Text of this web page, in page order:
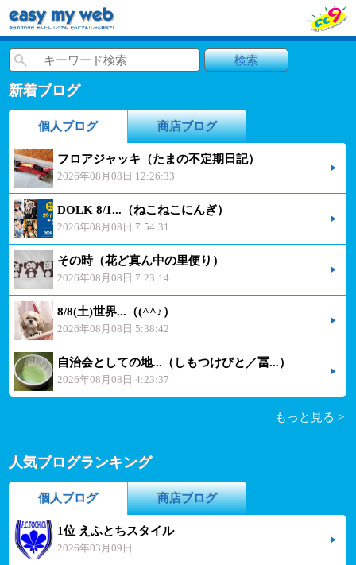
新着ブログ
個人ブログ 商店ブログ
フロアジャッキ（たまの不定期日記）
2026年08月08日 12:26:33
DOLK 8/1...（ねこねこにんぎ）
2026年08月08日 7:54:31
その時（花ど真ん中の里便り）
2026年08月08日 7:23:14
8/8(土)世界...（(^^♪）
2026年08月08日 5:38:42
自治会としての地...（しもつけびと／冨...）
2026年08月08日 4:23:37
もっと見る >
人気ブログランキング
個人ブログ 商店ブログ
1位 えふとちスタイル
2026年03月09日